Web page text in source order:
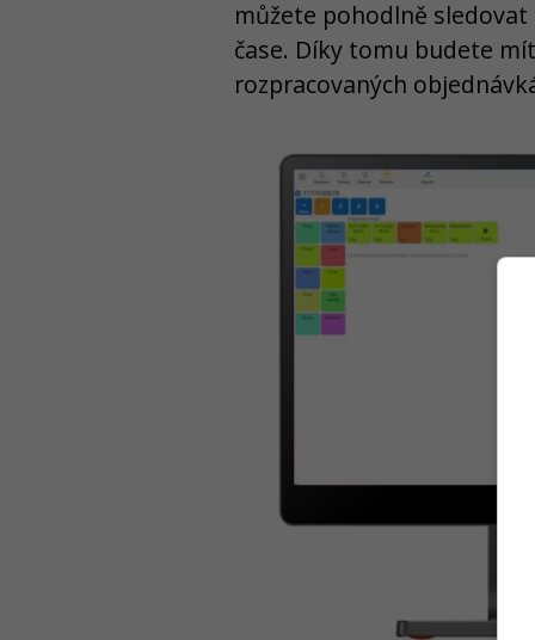
můžete pohodlně
čase. Díky tomu budete
rozpracovaných